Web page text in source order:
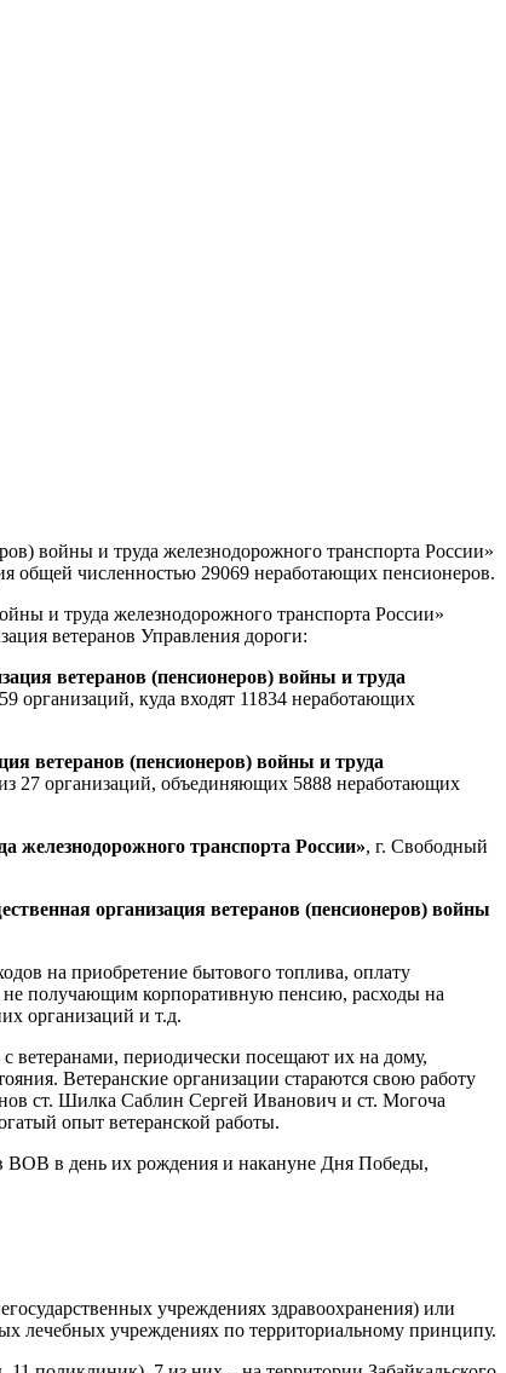
войны и труда железнодорожного транспорта России»
общей численностью 29069 неработающих пенсионеров.
и труда железнодорожного транспорта России»
ветеранов Управления дороги:
ветеранов (пенсионеров) войны и труда
организаций, куда входят 11834 неработающих
ветеранов (пенсионеров) войны и труда
27 организаций, объединяющих 5888 неработающих
железнодорожного транспорта России», г. Свободный
организация ветеранов (пенсионеров) войны
на приобретение бытового топлива, оплату
не получающим корпоративную пенсию, расходы на
организаций и т.д.
ветеранами, периодически посещают их на дому,
Ветеранские организации стараются свою работу
ст. Шилка Саблин Сергей Иванович и ст. Могоча
опыт ветеранской работы.
ВОВ в день их рождения и накануне Дня Победы,
учреждениях здравоохранения) или
лечебных учреждениях по территориальному принципу.